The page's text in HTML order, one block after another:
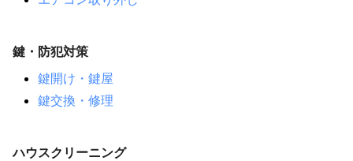
鍵・防犯対策
鍵開け・鍵屋
鍵交換・修理
ハウスクリーニング